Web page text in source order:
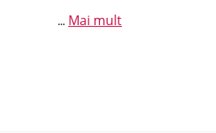
... Mai mult